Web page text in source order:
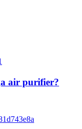
air purifier?